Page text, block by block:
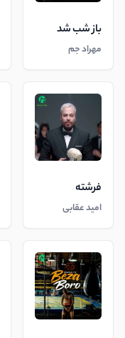
باز شب شد
مهراد جم
فرشته
امید عقابی